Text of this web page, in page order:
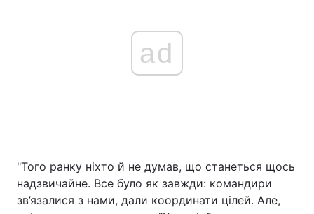
ad
"Того ранку ніхто й не думав, що станеться щось
надзвичайне. Все було як завжди: командири
зв’язалися з нами, дали координати цілей. Але,